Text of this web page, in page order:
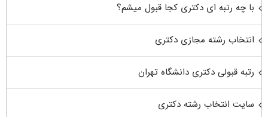
با چه رتبه ای دکتری کجا قبول میشم؟
انتخاب رشته مجازی دکتری
رتبه قبولی دکتری دانشگاه تهران
سایت انتخاب رشته دکتری